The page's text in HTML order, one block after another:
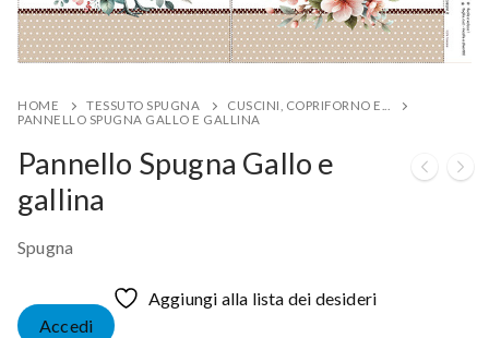
HOME TESSUTO SPUGNA
CUSCINI, COPRIFORNO E...
PANNELLO SPUGNA GALLO E GALLINA
Pannello Spugna Gallo e
gallina
Spugna
Aggiungi alla lista dei desideri
Accedi